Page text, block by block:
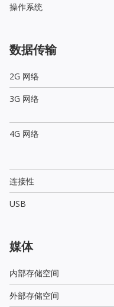
操作系统
数据传输
2G 网络
3G 网络
4G 网络
连接性
USB
媒体
内部存储空间
外部存储空间